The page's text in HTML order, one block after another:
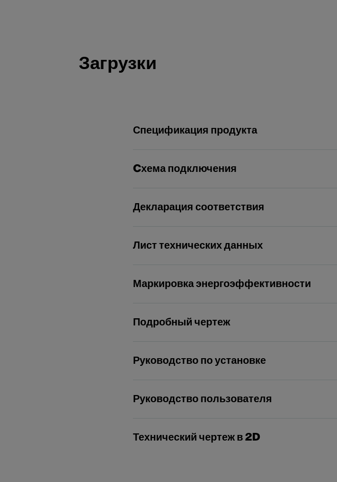
Загрузки
Спецификация продукта
Cхема подключения
Декларация соответствия
Лист технических данных
Маркировка энергоэффективности
Подробный чертеж
Руководство по установке
Руководство пользователя
Технический чертеж в 2D